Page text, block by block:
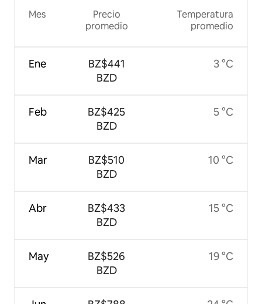
Mes
Ene
Feb
Mar
Abr
May
Precio
promedio
BZ$441
BZD
BZ$425
BZD
BZ$510
BZD
BZ$433
BZD
BZ$526
BZD
Temperatura
promedio
3 °C
5 °C
10 °C
15 °C
19 °C